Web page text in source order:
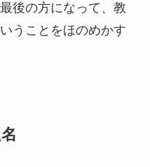
後の方になって、教
うことをほのめかす